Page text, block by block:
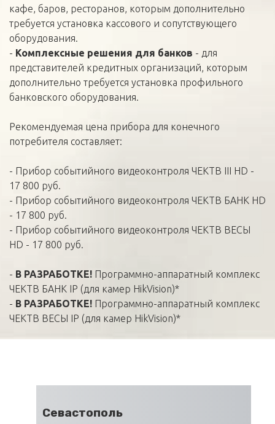
кафе, баров, ресторанов, которым дополнительно
требуется установка кассового и сопутствующего
оборудования.
- Комплексные решения для банков - для
представителей кредитных организаций, которым
дополнительно требуется установка профильного
банковского оборудования.
Рекомендуемая цена прибора для конечного
потребителя составляет:
- Прибор событийного видеоконтроля ЧЕКТВ III HD -
17 800 руб.
- Прибор событийного видеоконтроля ЧЕКТВ БАНК HD
- 17 800 руб.
- Прибор событийного видеоконтроля ЧЕКТВ ВЕСЫ
HD - 17 800 руб.
- В РАЗРАБОТКЕ! Программно-аппаратный комплекс
ЧЕКТВ БАНК IP (для камер HikVision)*
- В РАЗРАБОТКЕ! Программно-аппаратный комплекс
ЧЕКТВ ВЕСЫ IP (для камер HikVision)*
Севастополь